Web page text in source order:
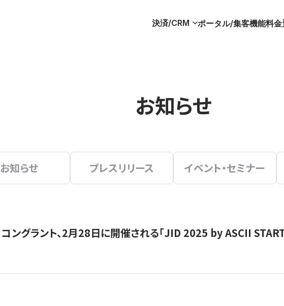
決済/CRM ポータル/集客機能料金
お知らせ
お知らせ プレスリリース イベント・セミナー
コングラント、2月28日に開催される「JID 2025 by ASCII